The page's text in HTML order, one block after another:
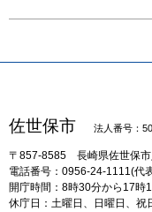
佐世保市 法人番号：
〒857-8585 長崎県佐世保
電話番号：0956-24-1111(代
開庁時間：8時30分から17時
休庁日：土曜日、日曜日、祝